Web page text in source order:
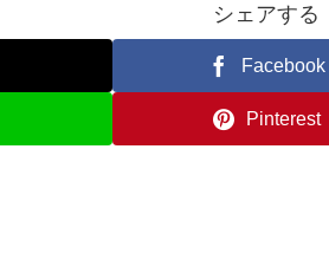
シェアする
Facebook
Pinterest